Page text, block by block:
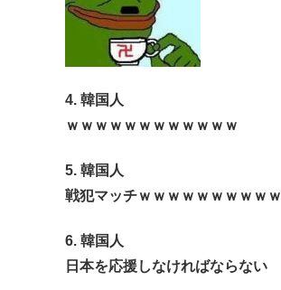
4. 韓国人
ｗｗｗｗｗｗｗｗｗｗｗｗ
5. 韓国人
戦犯マッチｗｗｗｗｗｗｗｗｗｗ
6. 韓国人
日本を応援しなければならない